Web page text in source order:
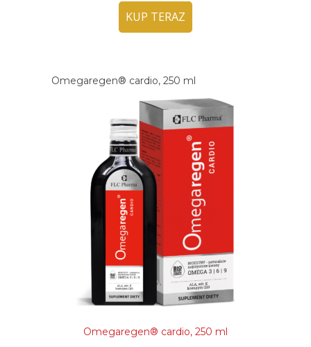
KUP TERAZ
Omegaregen® cardio, 250 ml
Omegaregen® cardio, 250 ml